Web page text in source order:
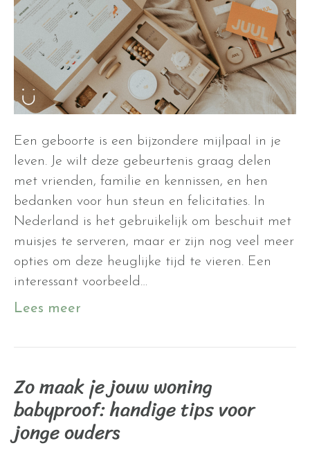
Een geboorte is een bijzondere mijlpaal in je
leven. Je wilt deze gebeurtenis graag delen
met vrienden, familie en kennissen, en hen
bedanken voor hun steun en felicitaties. In
Nederland is het gebruikelijk om beschuit met
muisjes te serveren, maar er zijn nog veel meer
opties om deze heuglijke tijd te vieren. Een
interessant voorbeeld…
Lees meer
Zo maak je jouw woning
babyproof: handige tips voor
jonge ouders